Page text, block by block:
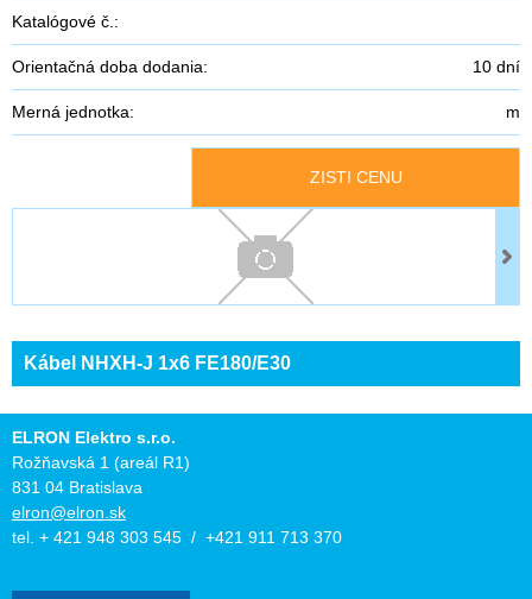
Katalógové č.:
Orientačná doba dodania: 10 dní
Merná jednotka: m
ZISTI CENU
Kábel NHXH-J 1x6 FE180/E30
ELRON Elektro s.r.o.
Rožňavská 1 (areál R1)
831 04 Bratislava
elron@elron.sk
tel. + 421 948 303 545 / +421 911 713 370